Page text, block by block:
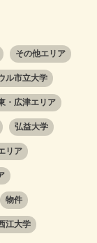
その他エリア
ル市立大学
・広津エリア
弘益大学
リア
物件
江大学